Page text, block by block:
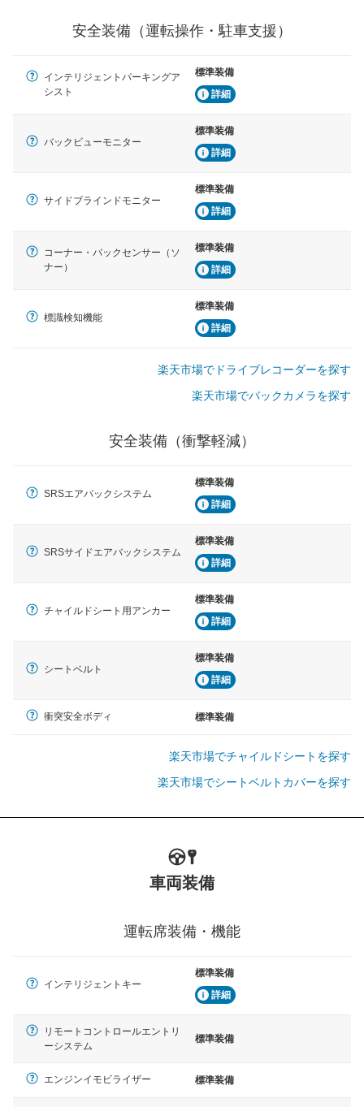
安全装備（運転操作・駐車支援）
インテリジェントパーキングア
シスト
標準装備
詳細
バックビューモニター
標準装備
詳細
サイドブラインドモニター
標準装備
詳細
コーナー・バックセンサー（ソ
ナー）
標準装備
詳細
標識検知機能
標準装備
詳細
楽天市場でドライブレコーダーを探す
楽天市場でバックカメラを探す
安全装備（衝撃軽減）
SRSエアバックシステム
標準装備
詳細
SRSサイドエアバックシステム
標準装備
詳細
チャイルドシート用アンカー
標準装備
詳細
シートベルト
標準装備
詳細
衝突安全ボディ 標準装備
楽天市場でチャイルドシートを探す
楽天市場でシートベルトカバーを探す
車両装備
運転席装備・機能
インテリジェントキー
標準装備
詳細
リモートコントロールエントリ
ーシステム
標準装備
エンジンイモビライザー 標準装備